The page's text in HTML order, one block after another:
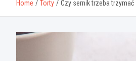
Home Torty Czy sernik trzeba